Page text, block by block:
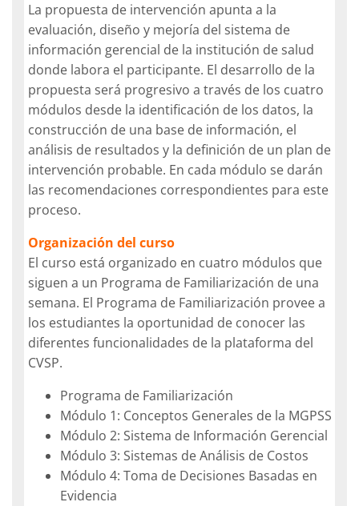
La propuesta de intervención apunta a la
evaluación, diseño y mejoría del sistema de
información gerencial de la institución de salud
donde labora el participante. El desarrollo de la
propuesta será progresivo a través de los cuatro
módulos desde la identificación de los datos, la
construcción de una base de información, el
análisis de resultados y la definición de un plan de
intervención probable. En cada módulo se darán
las recomendaciones correspondientes para este
proceso.
Organización del curso
El curso está organizado en cuatro módulos que
siguen a un Programa de Familiarización de una
semana. El Programa de Familiarización provee a
los estudiantes la oportunidad de conocer las
diferentes funcionalidades de la plataforma del
CVSP.
Programa de Familiarización
Módulo 1: Conceptos Generales de la MGPSS
Módulo 2: Sistema de Información Gerencial
Módulo 3: Sistemas de Análisis de Costos
Módulo 4: Toma de Decisiones Basadas en
Evidencia